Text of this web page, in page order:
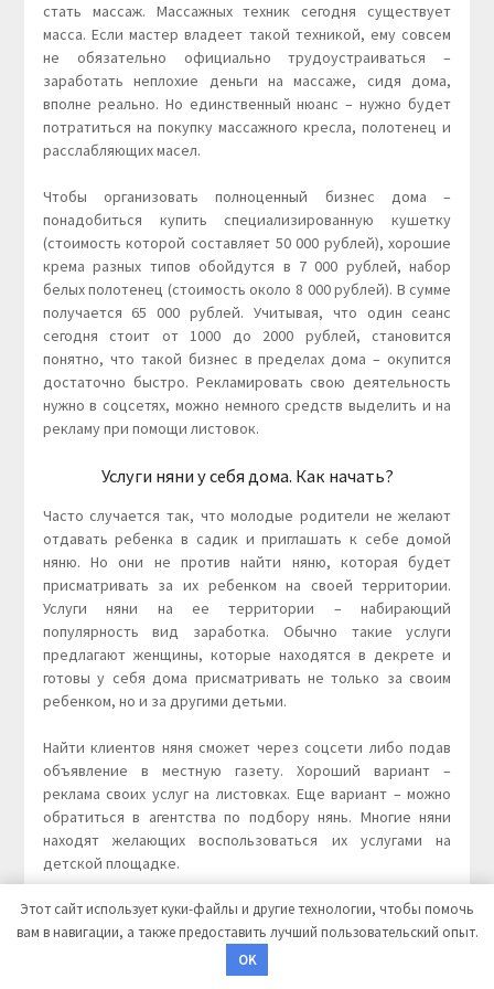
стать массаж. Массажных техник сегодня существует
масса. Если мастер владеет такой техникой, ему совсем
не обязательно официально трудоустраиваться –
заработать неплохие деньги на массаже, сидя дома,
вполне реально. Но единственный нюанс – нужно будет
потратиться на покупку массажного кресла, полотенец и
расслабляющих масел.
Чтобы организовать полноценный бизнес дома –
понадобиться купить специализированную кушетку
(стоимость которой составляет 50 000 рублей), хорошие
крема разных типов обойдутся в 7 000 рублей, набор
белых полотенец (стоимость около 8 000 рублей). В сумме
получается 65 000 рублей. Учитывая, что один сеанс
сегодня стоит от 1000 до 2000 рублей, становится
понятно, что такой бизнес в пределах дома – окупится
достаточно быстро. Рекламировать свою деятельность
нужно в соцсетях, можно немного средств выделить и на
рекламу при помощи листовок.
Услуги няни у себя дома. Как начать?
Часто случается так, что молодые родители не желают
отдавать ребенка в садик и приглашать к себе домой
няню. Но они не против найти няню, которая будет
присматривать за их ребенком на своей территории.
Услуги няни на ее территории – набирающий
популярность вид заработка. Обычно такие услуги
предлагают женщины, которые находятся в декрете и
готовы у себя дома присматривать не только за своим
ребенком, но и за другими детьми.
Найти клиентов няня сможет через соцсети либо подав
объявление в местную газету. Хороший вариант –
реклама своих услуг на листовках. Еще вариант – можно
обратиться в агентства по подбору нянь. Многие няни
находят желающих воспользоваться их услугами на
детской площадке.
Чтобы нашедшиеся клиенты заинтересовались вашей
кандидатурой – важно заранее подготовить дом к
приему чужого ребенка. Необходимо:
Этот сайт использует куки-файлы и другие технологии, чтобы помочь
вам в навигации, а также предоставить лучший пользовательский опыт.
OK